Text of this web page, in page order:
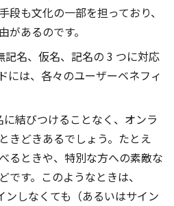
段も文化の一部を担っており、
があるのです。
名、仮名、記名の 3 つに対応
には、各々のユーザーベネフィ
結びつけることなく、オンラ
きどきあるでしょう。たとえ
るときや、特別な方への素敵な
です。このようなときは、
しなくても（あるいはサイン